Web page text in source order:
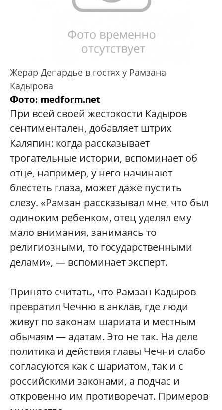
Жерар Депардье в гостях у Рамзана
Кадырова
Фото: medform.net
При всей своей жестокости Кадыров
сентиментален, добавляет штрих
Каляпин: когда рассказывает
трогательные истории, вспоминает об
отце, например, у него начинают
блестеть глаза, может даже пустить
слезу. «Рамзан рассказывал мне, что был
одиноким ребенком, отец уделял ему
мало внимания, занимаясь то
религиозными, то государственными
делами», — вспоминает эксперт.
Принято считать, что Рамзан Кадыров
превратил Чечню в анклав, где люди
живут по законам шариата и местным
обычаям — адатам. Это не так. На деле
политика и действия главы Чечни слабо
согласуются как с шариатом, так и с
российскими законами, а подчас и
откровенно им противоречат. Примеров